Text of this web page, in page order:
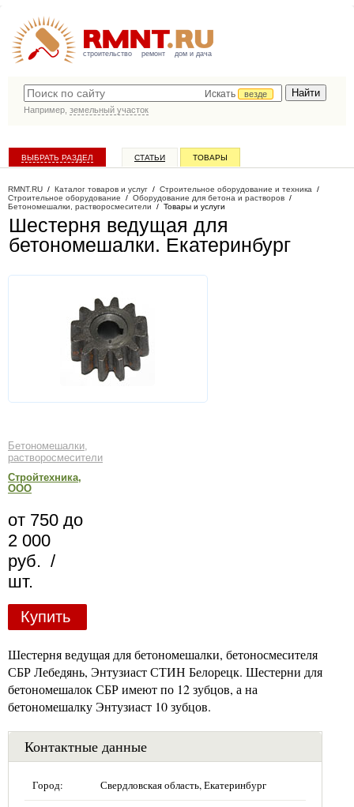
строительство ремонт дом и дача
Искать
везде
Например, земельный участок
ВЫБРАТЬ РАЗДЕЛ СТАТЬИ ТОВАРЫ
RMNT.RU / Каталог товаров и услуг / Строительное оборудование и техника /
Строительное оборудование / Оборудование для бетона и растворов /
Бетономешалки, растворосмесители / Товары и услуги
Шестерня ведущая для
бетономешалки. Екатеринбург
Бетономешалки,
растворосмесители
Стройтехника,
ООО
от 750 до
2 000
руб. /
шт.
Купить
Шестерня ведущая для бетономешалки, бетоносмесителя
СБР Лебедянь, Энтузиаст СТИН Белорецк. Шестерни для
бетономешалок СБР имеют по 12 зубцов, а на
бетономешалку Энтузиаст 10 зубцов.
Контактные данные
Город: Свердловская область, Екатеринбург